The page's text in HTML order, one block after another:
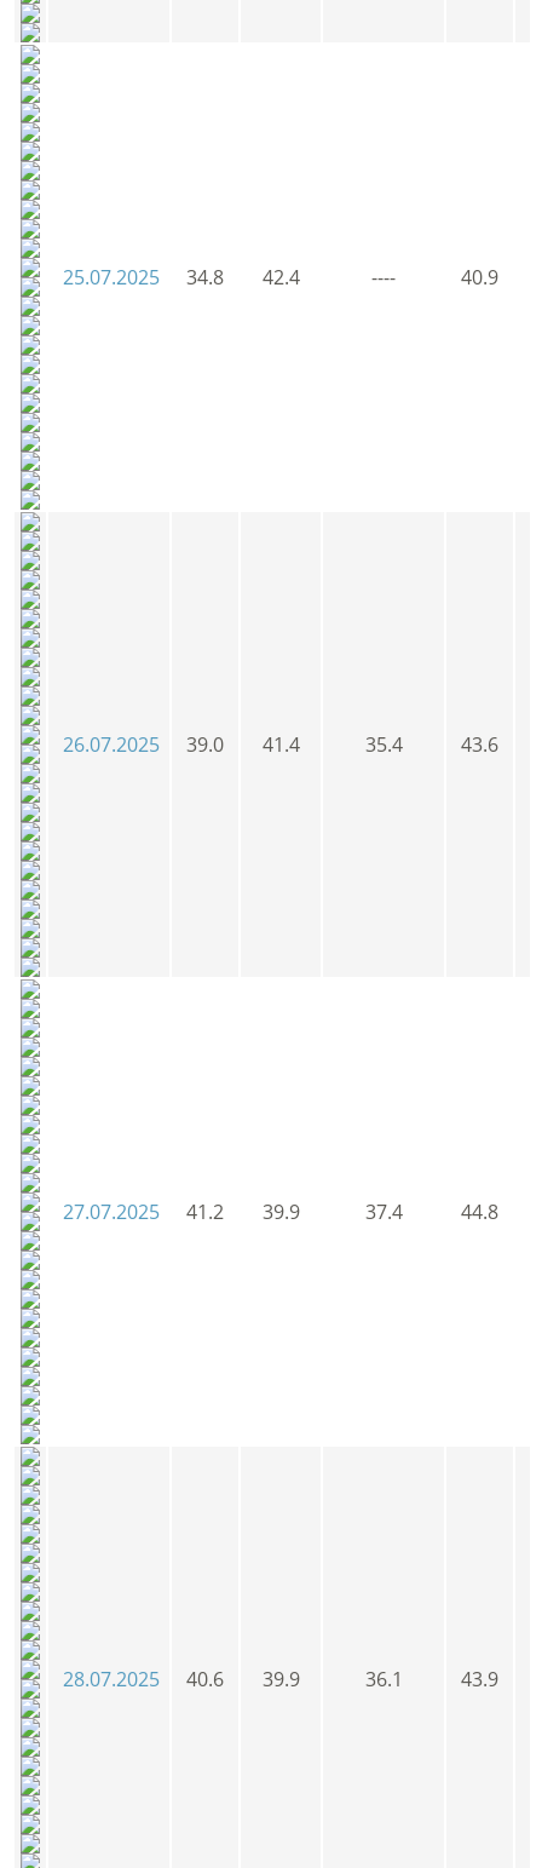
25.07.2025 34.8 42.4 ---- 40.9
26.07.2025 39.0 41.4 35.4 43.6
27.07.2025 41.2 39.9 37.4 44.8
28.07.2025 40.6 39.9 36.1 43.9